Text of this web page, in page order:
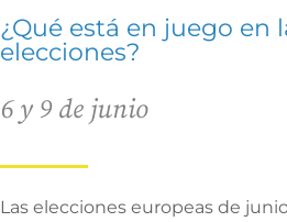
¿Qué está en juego en
elecciones?
6 y 9 de junio
Las elecciones europeas de